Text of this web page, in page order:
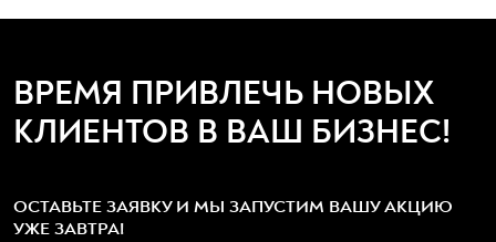
ВРЕМЯ ПРИВЛЕЧЬ НОВЫХ
КЛИЕНТОВ В ВАШ БИЗНЕС!
ОСТАВЬТЕ ЗАЯВКУ И МЫ ЗАПУСТИМ ВАШУ АКЦИЮ
УЖЕ ЗАВТРА!